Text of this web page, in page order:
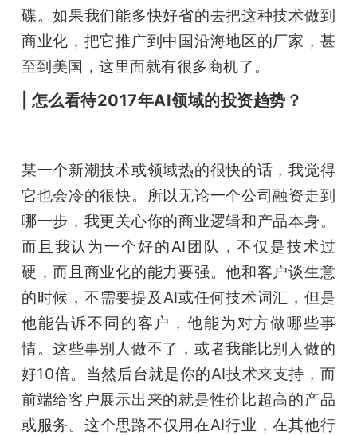
碟。如果我们能多快好省的去把这种技术做到
商业化，把它推广到中国沿海地区的厂家，甚
至到美国，这里面就有很多商机了。
| 怎么看待2017年AI领域的投资趋势？
某一个新潮技术或领域热的很快的话，我觉得
它也会冷的很快。所以无论一个公司融资走到
哪一步，我更关心你的商业逻辑和产品本身。
而且我认为一个好的AI团队，不仅是技术过
硬，而且商业化的能力要强。他和客户谈生意
的时候，不需要提及AI或任何技术词汇，但是
他能告诉不同的客户，他能为对方做哪些事
情。这些事别人做不了，或者我能比别人做的
好10倍。当然后台就是你的AI技术来支持，而
前端给客户展示出来的就是性价比超高的产品
或服务。这个思路不仅用在AI行业，在其他行